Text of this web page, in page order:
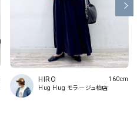
HIRO
Hug Hug モラージュ柏店
160cm